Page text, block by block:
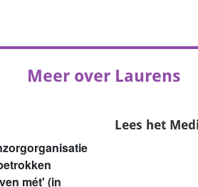
Meer over Laurens
mét' (in
Lees het